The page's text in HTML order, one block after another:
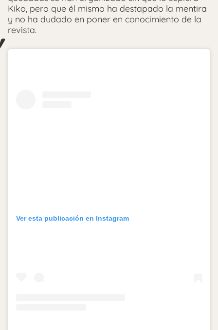
Kiko, pero que él mismo ha destapado la mentira
y no ha dudado en poner en conocimiento de la
revista.
Ver esta publicación en Instagram